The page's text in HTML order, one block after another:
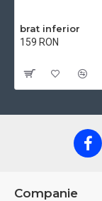
brat inferior
159 RON
Companie